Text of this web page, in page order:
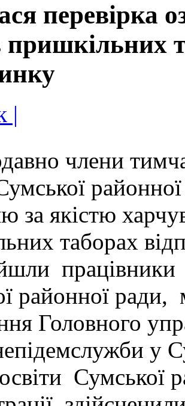
перевірка
пришкільних
|
члени
за якістю
таборах
працівники
районної ради,
Головного
у
Сумської